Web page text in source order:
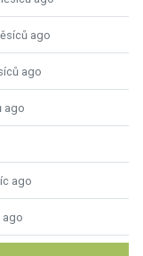
ago
ago
ago
ago
ago